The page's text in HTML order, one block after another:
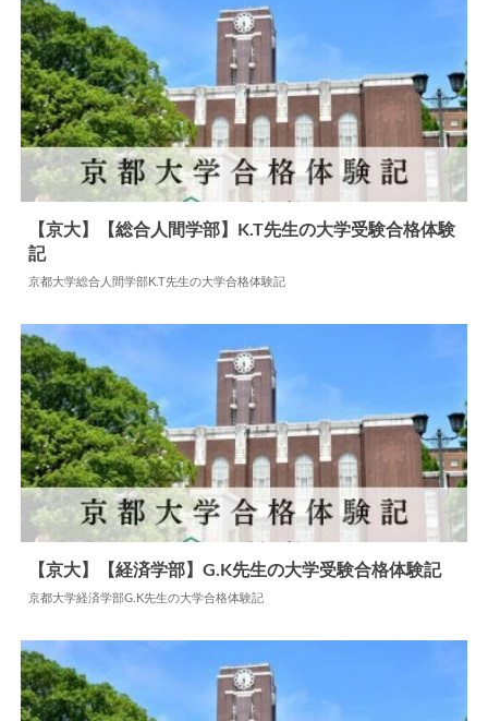
大学合格体験記
【京大】【総合人間学部】K.T先生の大学受験合格体験
記
京都大学総合人間学部K.T先生の大学合格体験記
【京大】【経済学部】G.K先生の大学受験合格体験記
京都大学経済学部G.K先生の大学合格体験記